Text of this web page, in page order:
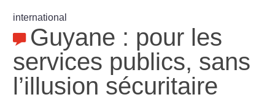
international
Guyane : pour les
services publics, sans
l’illusion sécuritaire